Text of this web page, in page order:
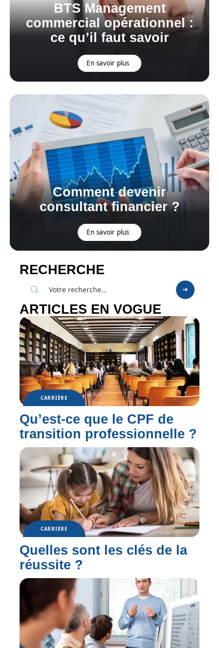
BTS Management
commercial opérationnel :
ce qu’il faut savoir
En savoir plus
Comment devenir
consultant financier ?
En savoir plus
RECHERCHE
ARTICLES EN VOGUE
CARRIÈRE
Qu’est-ce que le CPF de
transition professionnelle ?
CARRIÈRE
Quelles sont les clés de la
réussite ?